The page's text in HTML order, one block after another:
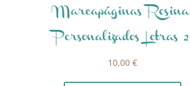
Marcapáginas Resina
Personalizados Letras 2
10,00 €